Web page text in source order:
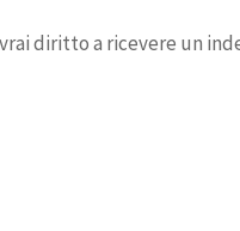
diritto a ricevere un